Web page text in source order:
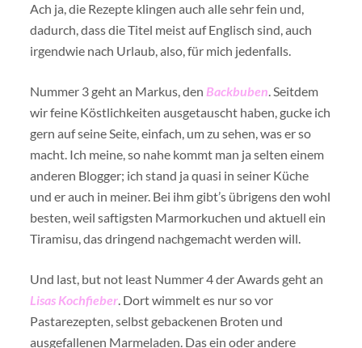
Ach ja, die Rezepte klingen auch alle sehr fein und,
dadurch, dass die Titel meist auf Englisch sind, auch
irgendwie nach Urlaub, also, für mich jedenfalls.
Nummer 3 geht an Markus, den Backbuben. Seitdem
wir feine Köstlichkeiten ausgetauscht haben, gucke ich
gern auf seine Seite, einfach, um zu sehen, was er so
macht. Ich meine, so nahe kommt man ja selten einem
anderen Blogger; ich stand ja quasi in seiner Küche
und er auch in meiner. Bei ihm gibt’s übrigens den wohl
besten, weil saftigsten Marmorkuchen und aktuell ein
Tiramisu, das dringend nachgemacht werden will.
Und last, but not least Nummer 4 der Awards geht an
Lisas Kochfieber. Dort wimmelt es nur so vor
Pastarezepten, selbst gebackenen Broten und
ausgefallenen Marmeladen. Das ein oder andere